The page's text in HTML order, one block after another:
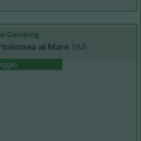
Camping
al Mare (IM)